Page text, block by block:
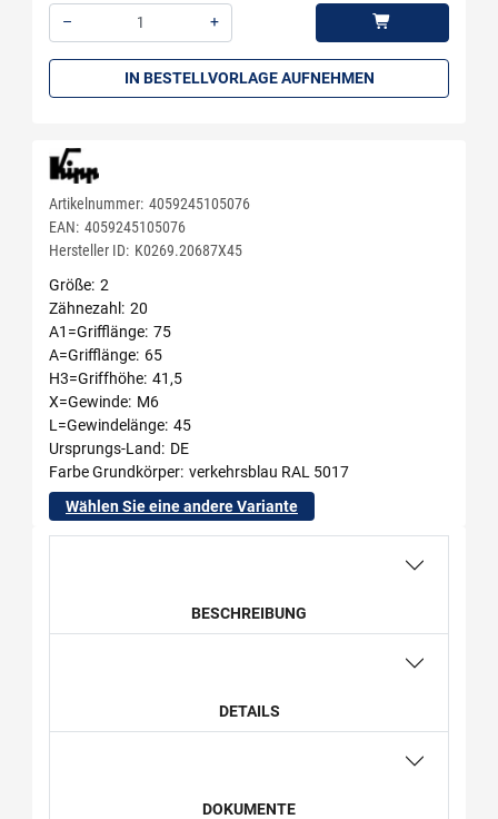
–
+
IN BESTELLVORLAGE AUFNEHMEN
Artikelnummer: 4059245105076
EAN: 4059245105076
Hersteller ID: K0269.20687X45
Größe 2
Zähnezahl
20
A1=Grifflänge 75
A=Grifflänge 65
H3=Griffhöhe 41,5
X=Gewinde M6
L=Gewindelänge 45
Ursprungs-Land
DE
Farbe Grundkörper verkehrsblau RAL 5017
Wählen Sie eine andere Variante
BESCHREIBUNG
DETAILS
DOKUMENTE